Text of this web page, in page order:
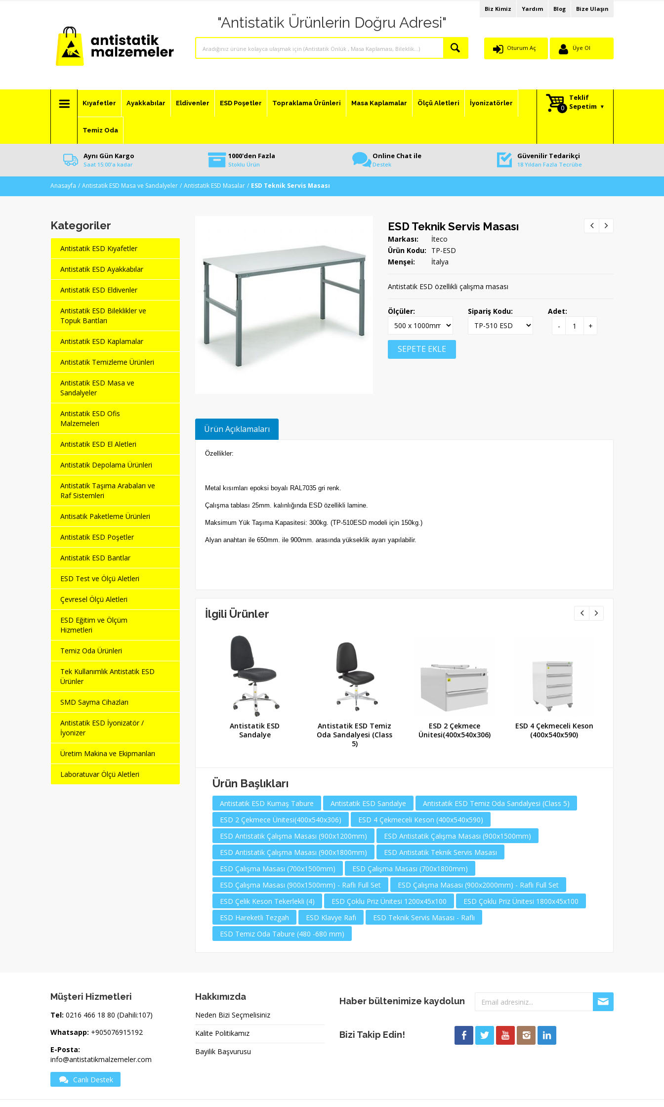
Biz Kimiz Yardım Blog Bize Ulaşın
"Antistatik Ürünlerin Doğru Adresi"
Oturum Aç Üye Ol
Kıyafetler Ayakkabılar Eldivenler ESD Poşetler Topraklama Ürünleri Masa Kaplamalar Ölçü Aletleri İyonizatörler
Temiz Oda
Teklif
Sepetim
Aynı Gün Kargo
Saat 15:00'a kadar
1000'den Fazla
Stoklu Ürün
Online Chat ile
Destek
Güvenilir Tedarikçi
18 Yıldan Fazla Tecrübe
Anasayfa Antistatik ESD Masa ve Sandalyeler Antistatik ESD Masalar ESD Teknik Servis Masası
Kategoriler
Antistatik ESD Kıyafetler
Antistatik ESD Ayakkabılar
Antistatik ESD Eldivenler
Antistatik ESD Bileklikler ve
Topuk Bantları
Antistatik ESD Kaplamalar
Antistatik Temizleme Ürünleri
Antistatik ESD Masa ve
Sandalyeler
Antistatik ESD Ofis
Malzemeleri
Antistatik ESD El Aletleri
Antistatik Depolama Ürünleri
Antistatik Taşıma Arabaları ve
Raf Sistemleri
Antisatik Paketleme Ürünleri
Antistatik ESD Poşetler
Antistatik ESD Bantlar
ESD Test ve Ölçü Aletleri
Çevresel Ölçü Aletleri
ESD Eğitim ve Ölçüm
Hizmetleri
Temiz Oda Ürünleri
Tek Kullanımlık Antistatik ESD
Ürünler
SMD Sayma Cihazları
Antistatik ESD İyonizatör /
İyonizer
Üretim Makina ve Ekipmanları
Laboratuvar Ölçü Aletleri
ESD Teknik Servis Masası
Markası:
İteco
Ürün Kodu:
TP-ESD
Menşei:
İtalya
Antistatik ESD özellikli çalışma masası
Ölçüler: Sipariş Kodu:
Adet:
-
+
SEPETE EKLE
Ürün Açıklamaları
Özellikler:
Metal kısımları epoksi boyalı RAL7035 gri renk.
Çalışma tablası 25mm. kalınlığında ESD özellikli lamine.
Maksimum Yük Taşıma Kapasitesi: 300kg. (TP-510ESD modeli için 150kg.)
Alyan anahtarı ile 650mm. ile 900mm. arasında yükseklik ayarı yapılabilir.
İlgili Ürünler
ESD Temiz Oda Tabure
(480 -680 mm)
Antistatik ESD Kumaş
Antistatik ESD
Sandalye
Antistatik ESD Temiz
Oda Sandalyesi (Class
5)
ESD 2 Çekmece
Ünitesi(400x540x306)
ESD 4 Çekmeceli Keson
(400x540x590)
Ürün Başlıkları
Antistatik ESD Kumaş Tabure Antistatik ESD Sandalye
Antistatik ESD Temiz Oda Sandalyesi (Class 5)
ESD 2 Çekmece Ünitesi(400x540x306)
ESD 4 Çekmeceli Keson (400x540x590)
ESD Antistatik Çalışma Masası (900x1200mm)
ESD Antistatik Çalışma Masası (900x1500mm)
ESD Antistatik Çalışma Masası (900x1800mm)
ESD Antistatik Teknik Servis Masası
ESD Çalışma Masası (700x1500mm)
ESD Çalışma Masası (700x1800mm)
ESD Çalışma Masası (900x1500mm) - Raflı Full Set
ESD Çalışma Masası (900x2000mm) - Raflı Full Set
ESD Çelik Keson Tekerlekli (4)
ESD Çoklu Priz Ünitesi 1200x45x100
ESD Çoklu Priz Ünitesi 1800x45x100
ESD Hareketli Tezgah
ESD Klavye Rafı
ESD Teknik Servis Masası - Raflı
ESD Temiz Oda Tabure (480 -680 mm)
Müşteri Hizmetleri
Tel: 0216 466 18 80 (Dahili:107)
Whatsapp: +905076915192
E-Posta:
info@antistatikmalzemeler.com
Canlı Destek
Hakkımızda
Neden Bizi Seçmelisiniz
Kalite Politikamız
Bayilik Başvurusu
Haber bültenimize kaydolun
Bizi Takip Edin!